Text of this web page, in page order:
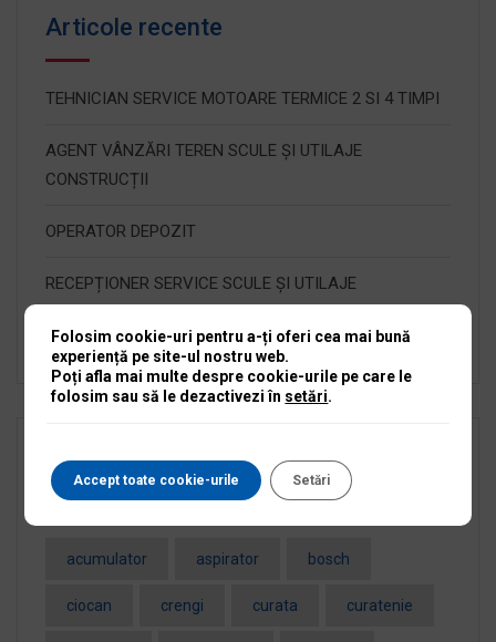
Articole recente
TEHNICIAN SERVICE MOTOARE TERMICE 2 SI 4 TIMPI
AGENT VÂNZĂRI TEREN SCULE ȘI UTILAJE
CONSTRUCȚII
OPERATOR DEPOZIT
RECEPȚIONER SERVICE SCULE ȘI UTILAJE
Angajăm Manager Service Scule și Utilaje Iași
Tag-uri populare
acumulator aspirator bosch
ciocan crengi curata curatenie
Folosim cookie-uri pentru a-ți oferi cea mai bună
experiență pe site-ul nostru web.
Poți afla mai multe despre cookie-urile pe care le
folosim sau să le dezactivezi în setări.
Accept toate cookie-urile Setări